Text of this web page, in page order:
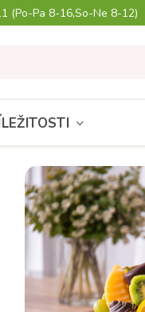
(Po-Pa 8-16,So-Ne 8-12)